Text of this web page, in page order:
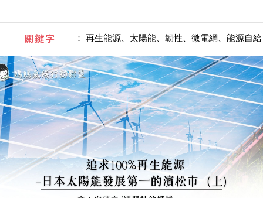
關鍵字 ： 再生能源、太陽能 韌性、微電網、能源自給